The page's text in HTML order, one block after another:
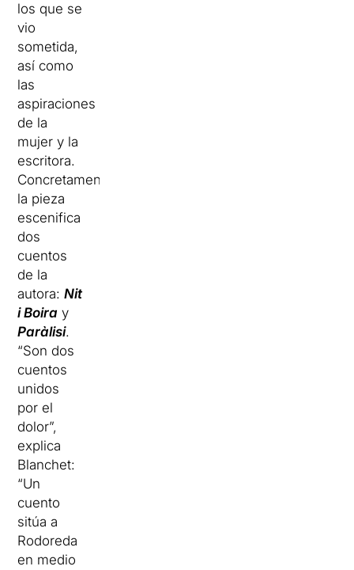
los que se
vio
sometida,
así como
las
aspiraciones
de la
mujer y la
escritora.
Concretamente,
la pieza
escenifica
dos
cuentos
de la
autora:Nit
i Boira y
Paràlisi.
“Son dos
cuentos
unidos
por el
dolor”,
explica
Blanchet:
“Un
cuento
sitúa a
Rodoreda
en medio